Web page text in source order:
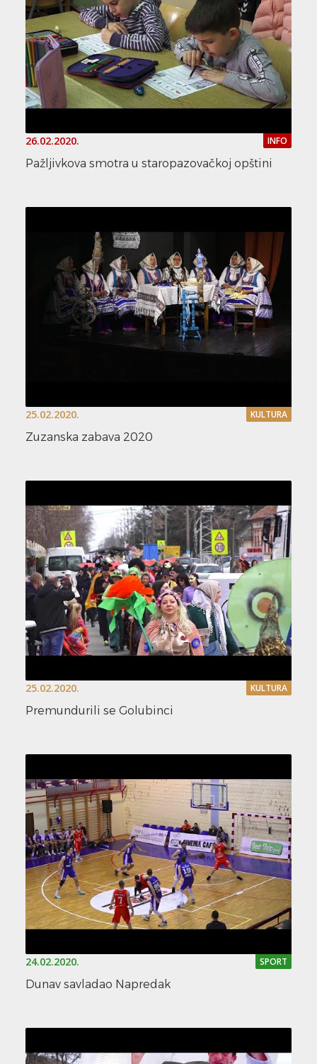
26.02.2020. INFO
Pažljivkova smotra u staropazovačkoj opštini
25.02.2020. KULTURA
Zuzanska zabava 2020
25.02.2020. KULTURA
Premundurili se Golubinci
24.02.2020. SPORT
Dunav savladao Napredak